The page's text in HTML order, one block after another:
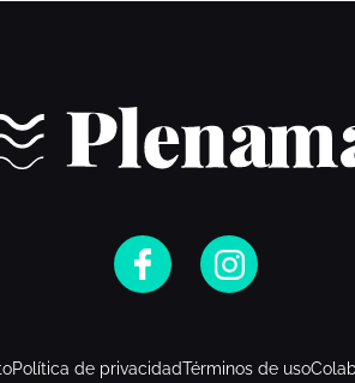
Política de privacidadTérminos de uso